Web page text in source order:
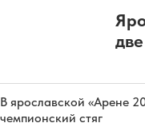
В ярославской «Арене
чемпионский стяг